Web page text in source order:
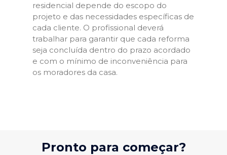
residencial depende do escopo do
projeto e das necessidades específicas de
cada cliente. O profissional deverá
trabalhar para garantir que cada reforma
seja concluída dentro do prazo acordado
e com o mínimo de inconveniência para
os moradores da casa.
Pronto para começar?